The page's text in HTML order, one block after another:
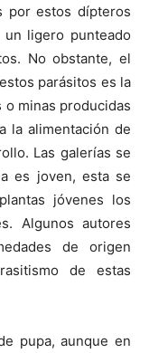
por estos dípteros
ligero punteado
No obstante, el
parásitos es la
minas producidas
la alimentación de
Las galerías se
es joven, esta se
jóvenes los
Algunos autores
de origen
de estas
pupa, aunque en